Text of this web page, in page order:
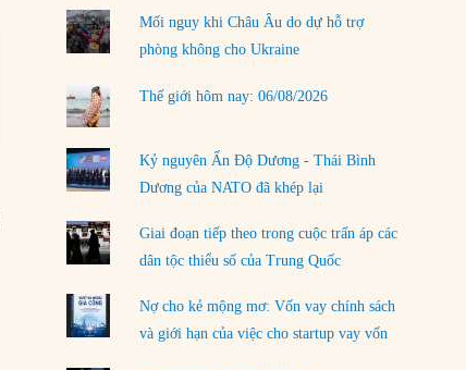
Làm thế nào để kết thúc Chiến tranh Iran?
01/08/2026
Chiến lược kế tiếp của Bắc Kinh ở Biển Đông
31/07/2026
Trật tự thế giới mới: Các nước nhỏ sẽ luôn
phải chịu đựng?
LOAD MORE
Mối nguy khi Châu Âu do dự hỗ trợ
phòng không cho Ukraine
Thế giới hôm nay: 06/08/2026
Kỷ nguyên Ấn Độ Dương - Thái Bình
Dương của NATO đã khép lại
Giai đoạn tiếp theo trong cuộc trấn áp các
dân tộc thiểu số của Trung Quốc
Nợ cho kẻ mộng mơ: Vốn vay chính sách
và giới hạn của việc cho startup vay vốn